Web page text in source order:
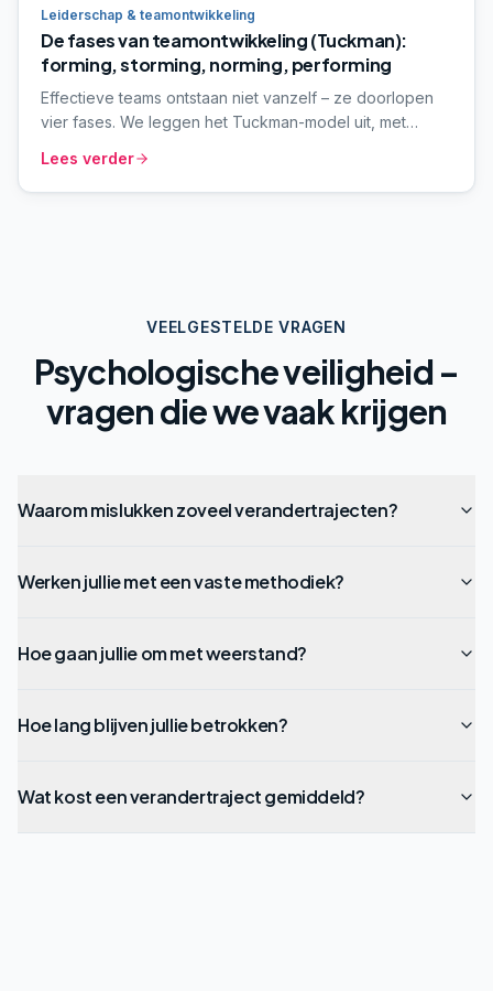
Leiderschap & teamontwikkeling
De fases van teamontwikkeling (Tuckman):
forming, storming, norming, performing
Effectieve teams ontstaan niet vanzelf – ze doorlopen
vier fases. We leggen het Tuckman-model uit, met
en concrete interventies om door te groeien naar high
performance.
Lees verder
VEELGESTELDE VRAGEN
Psychologische veiligheid –
vragen die we vaak krijgen
Waarom mislukken zoveel verandertrajecten?
Werken jullie met een vaste methodiek?
Hoe gaan jullie om met weerstand?
Hoe lang blijven jullie betrokken?
Wat kost een verandertraject gemiddeld?